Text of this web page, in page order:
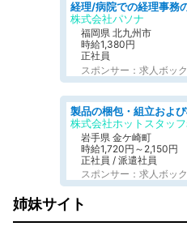
株式会社パソナ
福岡県 北九州市
時給1,380円
正社員
スポンサー：求人ボッ
株式会社ホットスタッ
岩手県 金ケ崎町
時給1,720円～2,150円
正社員 / 派遣社員
スポンサー：求人ボッ
姉妹サイト